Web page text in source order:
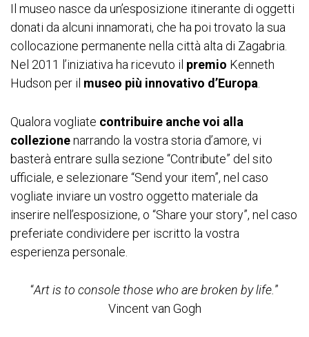
Il museo nasce da un’esposizione itinerante di oggetti
donati da alcuni innamorati, che ha poi trovato la sua
collocazione permanente nella città alta di Zagabria.
Nel 2011 l’iniziativa ha ricevuto il premio Kenneth
Hudson per il museo più innovativo d’Europa
Qualora vogliate contribuire anche voi alla
collezionenarrando la vostra storia d’amore, vi
basterà entrare sulla sezione “Contribute” del sito
ufficiale, e selezionare “Send your item”, nel caso
vogliate inviare un vostro oggetto materiale da
inserire nell’esposizione, o “Share your story”, nel caso
preferiate condividere per iscritto la vostra
esperienza personale.
“Art is to console those who are broken by life.”
Vincent van Gogh